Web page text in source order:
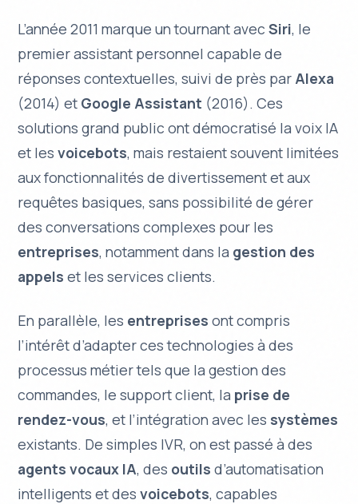
L’année 2011 marque un tournant avecSiri, le
premier assistant personnel capable de
réponses contextuelles, suivi de près par Alexa
(2014) et Google Assistant (2016). Ces
solutions grand public ont démocratisé la voix IA
et lesvoicebots, mais restaient souvent limitées
aux fonctionnalités de divertissement et aux
requêtes basiques, sans possibilité de gérer
des conversations complexes pour les
entreprises, notamment dans la gestion des
appels et les services clients.
En parallèle, les entreprises ont compris
l’intérêt d’adapter ces technologies à des
processus métier tels que la gestion des
commandes, le support client, la prise de
rendez-vous, et l’intégration avec les systèmes
existants. De simples IVR, on est passé à des
agents vocaux IA, des outils d’automatisation
intelligents et desvoicebots, capables